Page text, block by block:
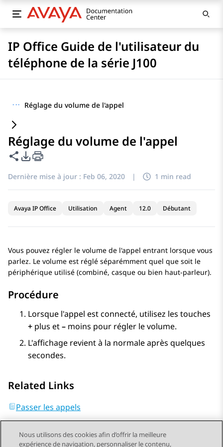
IP Office Guide de l'utilisateur du
téléphone de la série J100
··· Réglage du volume de l'appel
Réglage du volume de l'appel
Partager cette page
Options d'exportation PDF
Dernière mise à jour : Feb 06, 2020 | 1 min read
Avaya IP Office Utilisation Agent 12.0 Débutant
Vous pouvez régler le volume de l'appel entrant lorsque vous
parlez. Le volume est réglé séparémment quel que soit le
périphérique utilisé (combiné, casque ou bien haut-parleur).
Procédure
Lorsque l'appel est connecté, utilisez les touches
+ plus et– moins pour régler le volume.
L'affichage revient à la normale après quelques
secondes.
Related Links
Passer les appels
Nous utilisons des cookies afin d’offrir la meilleure
expérience de navigation, personnaliser le contenu,